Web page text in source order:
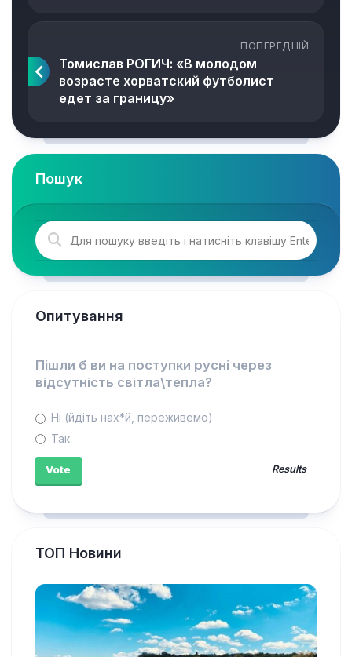
ПОПЕРЕДНІЙ
Томислав РОГИЧ: «В молодом
возрасте хорватский футболист
едет за границу»
Пошук
Опитування
Пішли б ви на поступки русні через
відсутність світла\тепла?
Ні (йдіть нах*й, переживемо)
Так
Results
ТОП Новини